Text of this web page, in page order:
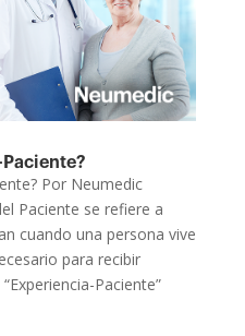
Por Neumedic
Paciente se refiere a
cuando una persona vive
para recibir
Paciente”